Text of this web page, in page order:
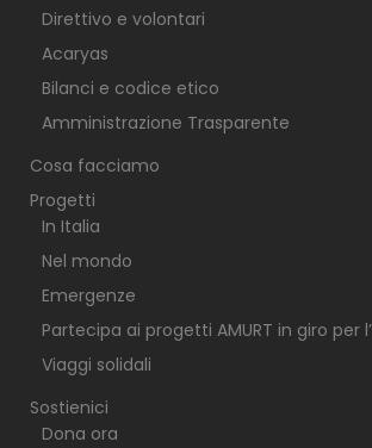
Direttivo e volontari
Acaryas
Bilanci e codice etico
Amministrazione Trasparente
Cosa facciamo
Progetti
In Italia
Nel mondo
Emergenze
Partecipa ai progetti AMURT in giro per
Viaggi solidali
Sostienici
Dona ora